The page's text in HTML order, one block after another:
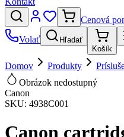
Cenová
Volať
Hľadať
Košík
Domov Produkty
Obrázok nedostupný
Canon
SKU: 4938C001
Canon